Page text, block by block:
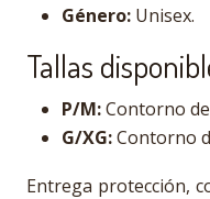
Género: Unisex.
Tallas
P/M:Contorno
G/XG:Contorno
Entrega protección,